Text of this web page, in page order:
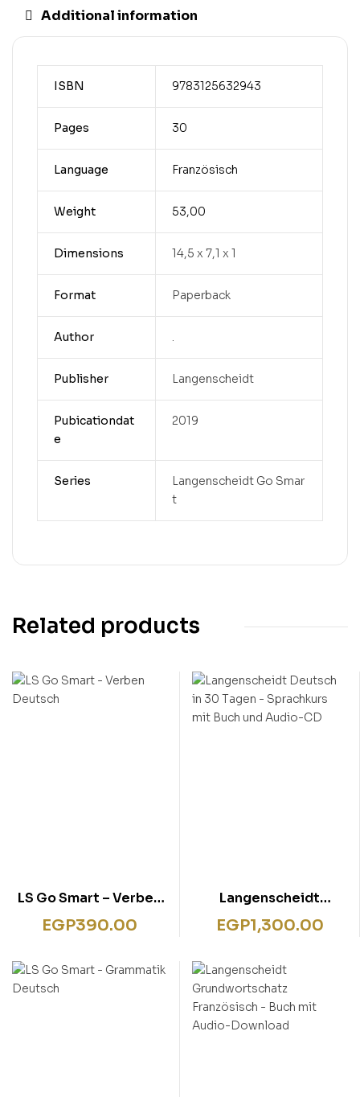
Additional information
ISBN 9783125632943
Pages 30
Language Französisch
Weight 53,00
Dimensions 14,5 x 7,1 x 1
Format Paperback
Author .
Publisher Langenscheidt
Pubicationdat
e
2019
Series
Langenscheidt Go Smar
t
Related products
LS Go Smart – Verben
Deutsch
EGP390.00
Langenscheidt
Deutsch in 30 Tagen –
Sprachkurs mit Buch
EGP1,300.00